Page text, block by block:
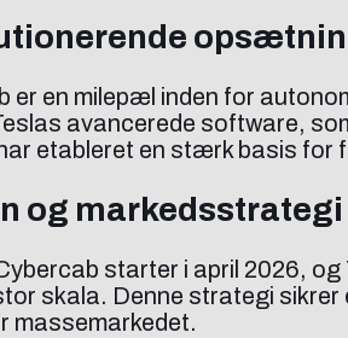
er en milepæl inden for
avancerede software,
etableret en stærk basis for
og
starter i april 2026,
skala. Denne strategi
massemarkedet.